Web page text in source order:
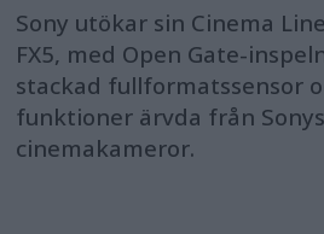
Sony utökar sin Cinema
FX5, med Open Gate-
stackad fullformatssensor
funktioner ärvda från
cinemakameror.